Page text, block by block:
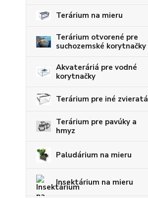
Terárium na mieru
Terárium otvorené pre
suchozemské korytnačky
Akvateráriá pre vodné
korytnačky
Terárium pre iné zvieratá
Terárium pre pavúky a
hmyz
Paludárium na mieru
Insektárium na mieru